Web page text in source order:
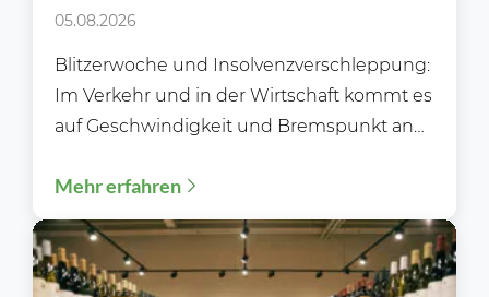
gemeinsam?
05.08.2026
Blitzerwoche und Insolvenzverschleppung:
Im Verkehr und in der Wirtschaft kommt es
auf Geschwindigkeit und Bremspunkt an
Mehr erfahren